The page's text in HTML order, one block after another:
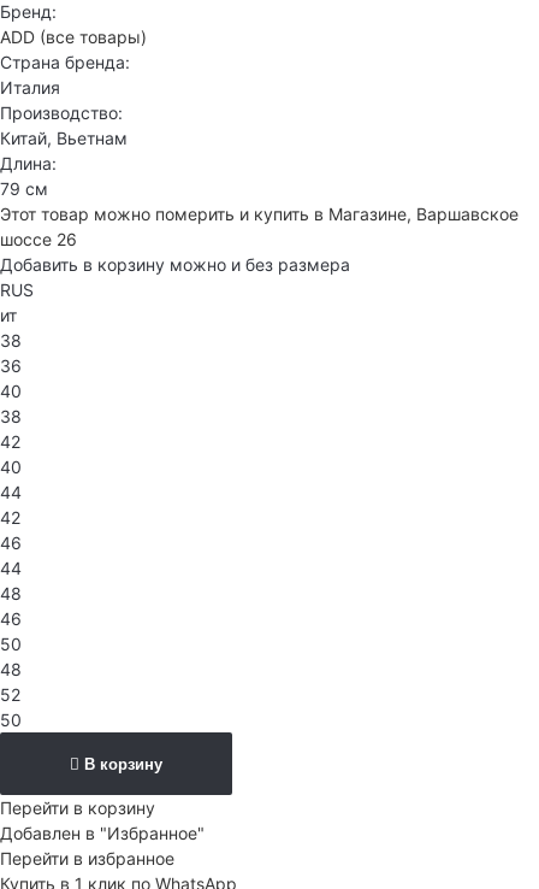
Бренд:
ADD (все товары)
Страна бренда:
Италия
Производство:
Китай, Вьетнам
Длина:
79 см
Этот товар можно померить и купить в Магазине, Варшавское
шоссе 26
Добавить в корзину можно и без размера
RUS
ит
38
36
40
38
42
40
44
42
46
44
48
46
50
48
52
50
В корзину
Перейти в корзину
Добавлен в "Избранное"
Перейти в избранное
Купить в 1 клик по WhatsApp